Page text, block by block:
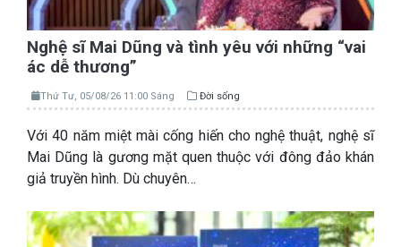
Nghệ sĩ Mai Dũng và tình yêu với những “vai
ác dễ thương”
Thứ Tư, 05/08/26 11:00 Sáng Đời sống
Với 40 năm miệt mài cống hiến cho nghệ thuật, nghệ sĩ
Mai Dũng là gương mặt quen thuộc với đông đảo khán
giả truyền hình. Dù chuyên…